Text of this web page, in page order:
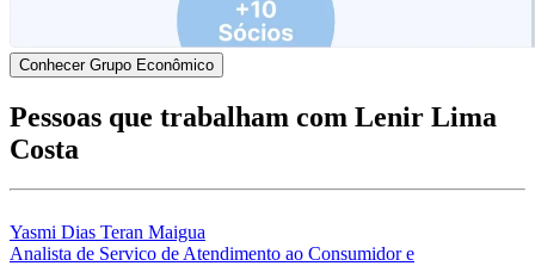
Conhecer Grupo Econômico
Pessoas que trabalham com Lenir Lima
Costa
Yasmi Dias Teran Maigua
Analista de Servico de Atendimento ao Consumidor e